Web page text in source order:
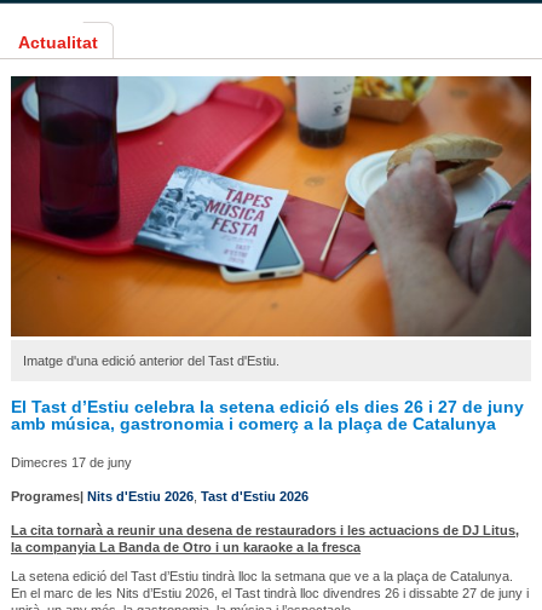
Actualitat
Imatge d'una edició anterior del Tast d'Estiu.
El Tast d’Estiu celebra la setena edició els dies 26 i 27 de juny
amb música, gastronomia i comerç a la plaça de Catalunya
Dimecres 17 de juny
Programes| Nits d'Estiu 2026, Tast d'Estiu 2026
La cita tornarà a reunir una desena de restauradors i les actuacions de DJ Litus,
la companyia La Banda de Otro i un karaoke a la fresca
La setena edició del Tast d’Estiu tindrà lloc la setmana que ve a la plaça de Catalunya.
En el marc de les Nits d’Estiu 2026, el Tast tindrà lloc divendres 26 i dissabte 27 de juny i